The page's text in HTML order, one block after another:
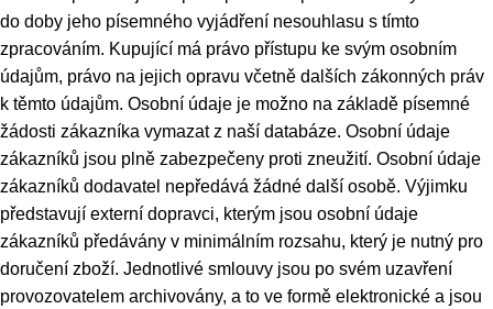
do doby jeho písemného vyjádření nesouhlasu s tímto
zpracováním. Kupující má právo přístupu ke svým osobním
údajům, právo na jejich opravu včetně dalších zákonných práv
k těmto údajům. Osobní údaje je možno na základě písemné
žádosti zákazníka vymazat z naší databáze. Osobní údaje
zákazníků jsou plně zabezpečeny proti zneužití. Osobní údaje
zákazníků dodavatel nepředává žádné další osobě. Výjimku
představují externí dopravci, kterým jsou osobní údaje
zákazníků předávány v minimálním rozsahu, který je nutný pro
doručení zboží. Jednotlivé smlouvy jsou po svém uzavření
provozovatelem archivovány, a to ve formě elektronické a jsou